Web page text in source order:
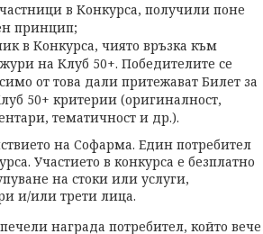
в Конкурса, получили поне
принцип;
в Конкурса, чиято връзка към
на Клуб 50+. Победителите се
от това дали притежават Билет за
50+ критерии (оригиналност,
тематичност и др.).
на Софарма. Един потребител
Участието в конкурса е безплатно
на стоки или услуги,
и/или трети лица.
награда потребител, който вече